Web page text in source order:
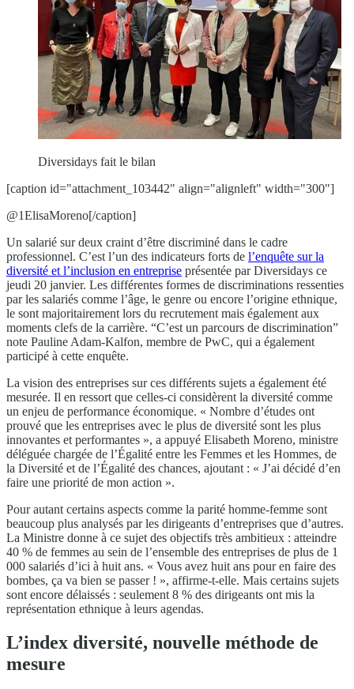
Diversidays fait le bilan
[caption id="attachment_103442" align="alignleft" width="300"]
@1ElisaMoreno[/caption]
Un salarié sur deux craint d’être discriminé dans le cadre
professionnel. C’est l’un des indicateurs forts de l’enquête sur la
diversité et l’inclusion en entreprise présentée par Diversidays ce
jeudi 20 janvier. Les différentes formes de discriminations ressenties
par les salariés comme l’âge, le genre ou encore l’origine ethnique,
le sont majoritairement lors du recrutement mais également aux
moments clefs de la carrière. “C’est un parcours de discrimination”
note Pauline Adam-Kalfon, membre de PwC, qui a également
participé à cette enquête.
La vision des entreprises sur ces différents sujets a également été
mesurée. Il en ressort que celles-ci considèrent la diversité comme
un enjeu de performance économique. « Nombre d’études ont
prouvé que les entreprises avec le plus de diversité sont les plus
innovantes et performantes », a appuyé Elisabeth Moreno, ministre
déléguée chargée de l’Égalité entre les Femmes et les Hommes, de
la Diversité et de l’Égalité des chances, ajoutant : « J’ai décidé d’en
faire une priorité de mon action ».
Pour autant certains aspects comme la parité homme-femme sont
beaucoup plus analysés par les dirigeants d’entreprises que d’autres.
La Ministre donne à ce sujet des objectifs très ambitieux : atteindre
40 % de femmes au sein de l’ensemble des entreprises de plus de 1
000 salariés d’ici à huit ans. « Vous avez huit ans pour en faire des
bombes, ça va bien se passer ! », affirme-t-elle. Mais certains sujets
sont encore délaissés : seulement 8 % des dirigeants ont mis la
représentation ethnique à leurs agendas.
L’index diversité, nouvelle méthode de
mesure